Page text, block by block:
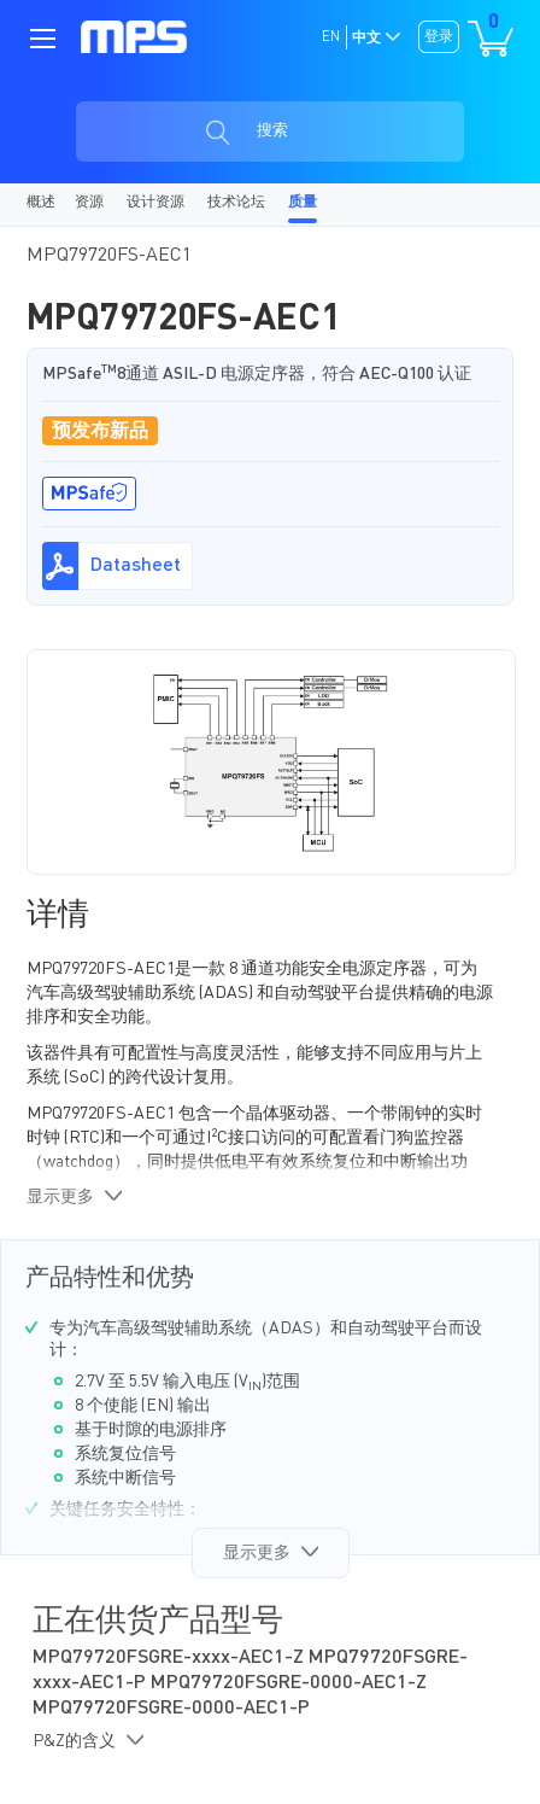
0
登录
EN 中文
搜索
概述 资源 设计资源 技术论坛 质量
MPQ79720FS-AEC1
MPQ79720FS-AEC1
MPSafeTM8通道 ASIL-D 电源定序器，符合 AEC-Q100 认证
预发布新品
Datasheet
详情
MPQ79720FS-AEC1是一款 8 通道功能安全电源定序器，可为
汽车高级驾驶辅助系统 (ADAS) 和自动驾驶平台提供精确的电源
排序和安全功能。
该器件具有可配置性与高度灵活性，能够支持不同应用与片上
系统 (SoC) 的跨代设计复用。
MPQ79720FS-AEC1 包含一个晶体驱动器、一个带闹钟的实时
时钟 (RTC)和一个可通过I 2C接口访问的可配置看门狗监控器
（watchdog），同时提供低电平有效系统复位和中断输出功
能。
MPQ79720FS-AEC1 采用侧面镀锡的 QFN-24 (4mmx4mm) 封
显示更多
产品特性和优势
专为汽车高级驾驶辅助系统（ADAS）和自动驾驶平台而设
计：
2.7V 至 5.5V 输入电压 (V IN )范围
8 个使能 (EN) 输出
基于时隙的电源排序
系统复位信号
系统中断信号
关键任务安全特性：
安全关键寄存器的写保护
窗口看门狗监控器
过温关断
支持最高 ASIL D等级系统
符合 ISO26262 功能安全标准
通过I2 C 接口实现灵活应用：
具有循环冗余校验 (CRC) 的快速模式 I
显示更多
正在供货产品型号
MPQ79720FSGRE-xxxx-AEC1-Z MPQ79720FSGRE-
xxxx-AEC1-P MPQ79720FSGRE-0000-AEC1-Z
MPQ79720FSGRE-0000-AEC1-P
P&Z的含义